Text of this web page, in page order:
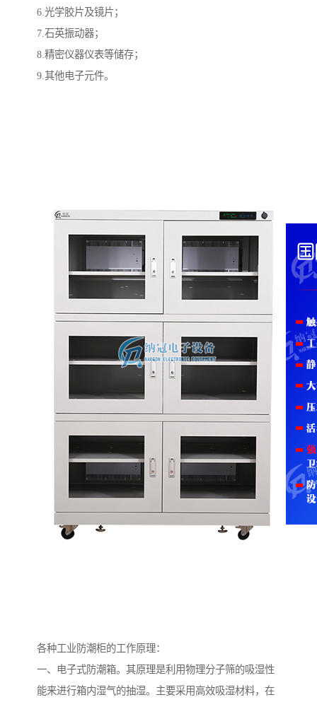
6.光学胶片及镜片；
7.石英振动器；
8.精密仪器仪表等储存；
9.其他电子元件。
各种工业防潮柜的工作原理：
一、电子式防潮箱。其原理是利用物理分子筛的吸湿性
能来进行箱内湿气的抽湿。主要采用高效吸湿材料，在